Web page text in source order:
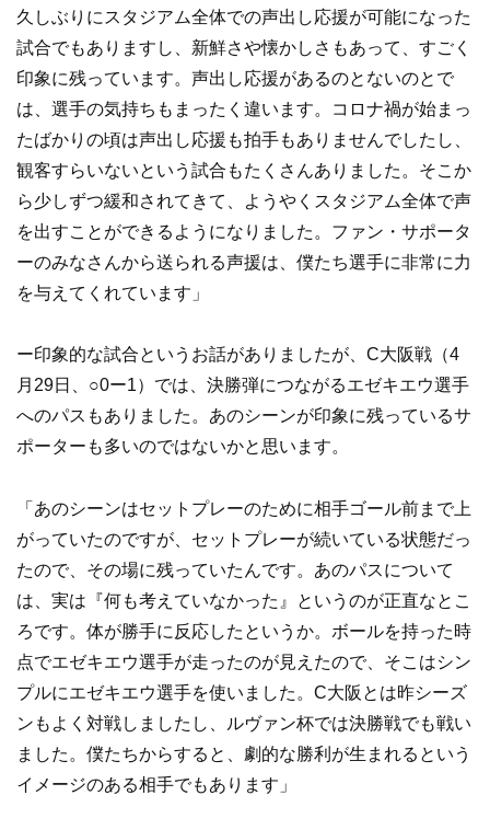
久しぶりにスタジアム全体での声出し応援が可能になった
試合でもありますし、新鮮さや懐かしさもあって、すごく
印象に残っています。声出し応援があるのとないのとで
は、選手の気持ちもまったく違います。コロナ禍が始まっ
たばかりの頃は声出し応援も拍手もありませんでしたし、
観客すらいないという試合もたくさんありました。そこか
ら少しずつ緩和されてきて、ようやくスタジアム全体で声
を出すことができるようになりました。ファン・サポータ
ーのみなさんから送られる声援は、僕たち選手に非常に力
を与えてくれています」
ー印象的な試合というお話がありましたが、C大阪戦（4
月29日、○0ー1）では、決勝弾につながるエゼキエウ選手
へのパスもありました。あのシーンが印象に残っているサ
ポーターも多いのではないかと思います。
「あのシーンはセットプレーのために相手ゴール前まで上
がっていたのですが、セットプレーが続いている状態だっ
たので、その場に残っていたんです。あのパスについて
は、実は『何も考えていなかった』というのが正直なとこ
ろです。体が勝手に反応したというか。ボールを持った時
点でエゼキエウ選手が走ったのが見えたので、そこはシン
プルにエゼキエウ選手を使いました。C大阪とは昨シーズ
ンもよく対戦しましたし、ルヴァン杯では決勝戦でも戦い
ました。僕たちからすると、劇的な勝利が生まれるという
イメージのある相手でもあります」